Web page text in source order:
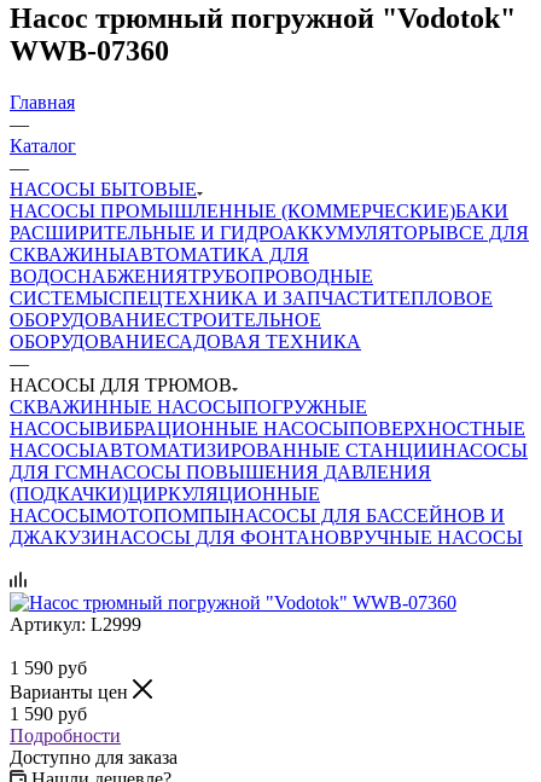
Насос трюмный погружной "Vodotok"
WWB-07360
Главная
—
Каталог
—
НАСОСЫ БЫТОВЫЕ
НАСОСЫ ПРОМЫШЛЕННЫЕ (КОММЕРЧЕСКИЕ)БАКИ
РАСШИРИТЕЛЬНЫЕ И ГИДРОАККУМУЛЯТОРЫВСЕ ДЛЯ
СКВАЖИНЫАВТОМАТИКА ДЛЯ
ВОДОСНАБЖЕНИЯТРУБОПРОВОДНЫЕ
СИСТЕМЫСПЕЦТЕХНИКА И ЗАПЧАСТИТЕПЛОВОЕ
ОБОРУДОВАНИЕСТРОИТЕЛЬНОЕ
ОБОРУДОВАНИЕСАДОВАЯ ТЕХНИКА
—
НАСОСЫ ДЛЯ ТРЮМОВ
СКВАЖИННЫЕ НАСОСЫПОГРУЖНЫЕ
НАСОСЫВИБРАЦИОННЫЕ НАСОСЫПОВЕРХНОСТНЫЕ
НАСОСЫАВТОМАТИЗИРОВАННЫЕ СТАНЦИИНАСОСЫ
ДЛЯ ГСМНАСОСЫ ПОВЫШЕНИЯ ДАВЛЕНИЯ
(ПОДКАЧКИ)ЦИРКУЛЯЦИОННЫЕ
НАСОСЫМОТОПОМПЫНАСОСЫ ДЛЯ БАССЕЙНОВ И
ДЖАКУЗИНАСОСЫ ДЛЯ ФОНТАНОВРУЧНЫЕ НАСОСЫ
Артикул: L2999
1 590 руб
Варианты цен
1 590 руб
Подробности
Доступно для заказа